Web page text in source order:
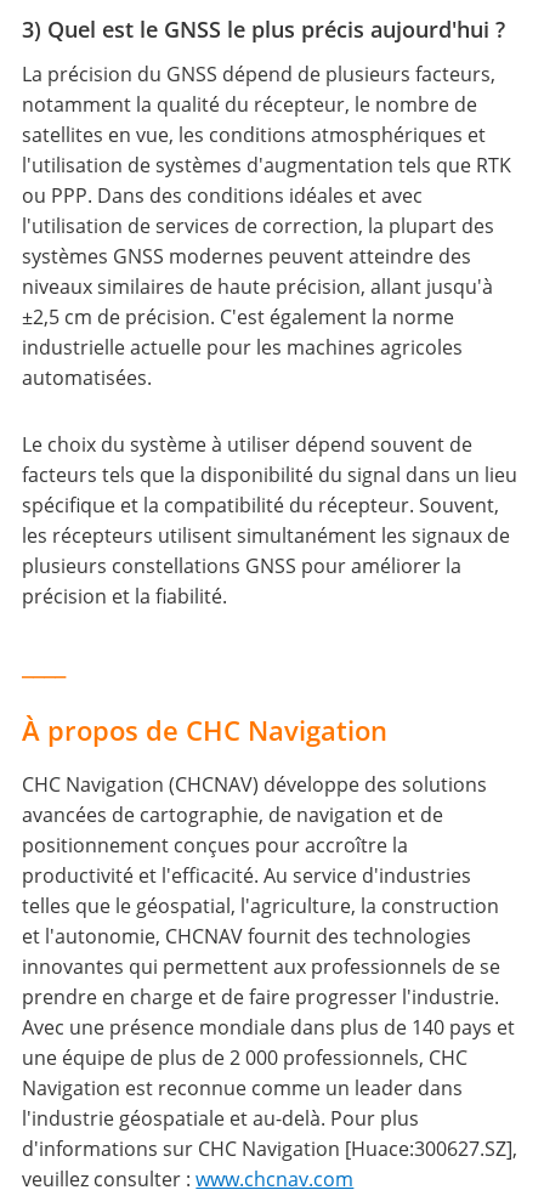
3) Quel est le GNSS le plus précis aujourd'hui ?
La précision du GNSS dépend de plusieurs facteurs,
notamment la qualité du récepteur, le nombre de
satellites en vue, les conditions atmosphériques et
l'utilisation de systèmes d'augmentation tels que RTK
ou PPP. Dans des conditions idéales et avec
l'utilisation de services de correction, la plupart des
systèmes GNSS modernes peuvent atteindre des
niveaux similaires de haute précision, allant jusqu'à
±2,5 cm de précision. C'est également la norme
industrielle actuelle pour les machines agricoles
automatisées.
Le choix du système à utiliser dépend souvent de
facteurs tels que la disponibilité du signal dans un lieu
spécifique et la compatibilité du récepteur. Souvent,
les récepteurs utilisent simultanément les signaux de
plusieurs constellations GNSS pour améliorer la
précision et la fiabilité.
À propos de CHC Navigation
CHC Navigation (CHCNAV) développe des solutions
avancées de cartographie, de navigation et de
positionnement conçues pour accroître la
productivité et l'efficacité. Au service d'industries
telles que le géospatial, l'agriculture, la construction
et l'autonomie, CHCNAV fournit des technologies
innovantes qui permettent aux professionnels de se
prendre en charge et de faire progresser l'industrie.
Avec une présence mondiale dans plus de 140 pays et
une équipe de plus de 2 000 professionnels, CHC
Navigation est reconnue comme un leader dans
l'industrie géospatiale et au-delà. Pour plus
d'informations sur CHC Navigation [Huace:300627.SZ],
veuillez consulter :www.chcnav.com